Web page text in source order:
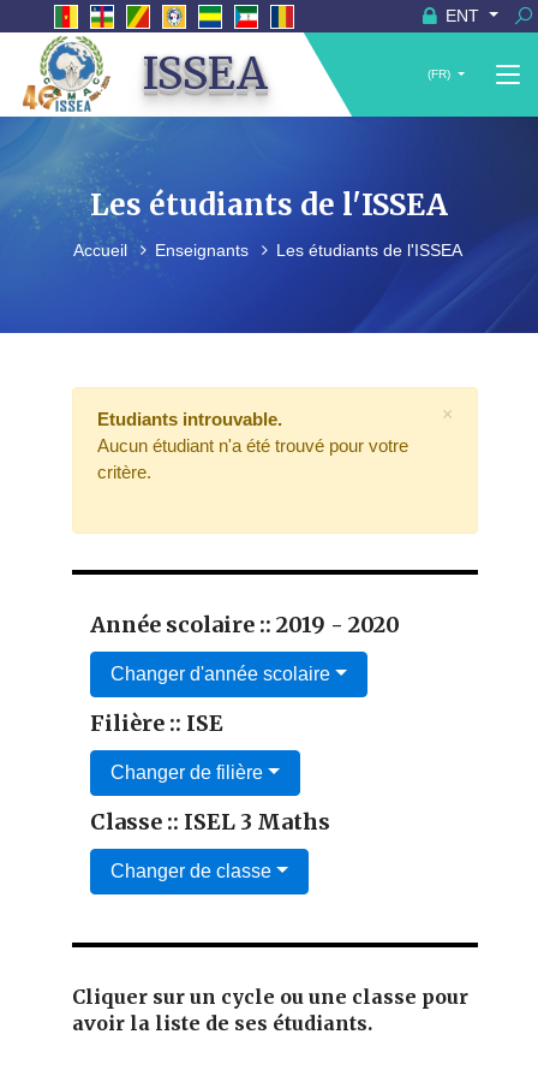
ENT
ISSEA (FR)
Les étudiants de l'ISSEA
Accueil Enseignants Les étudiants de l'ISSEA
Etudiants introuvable.
Aucun étudiant n'a été trouvé pour votre
critère.
×
Année scolaire :: 2019 - 2020
Changer d'année scolaire
Filière :: ISE
Changer de filière
Classe :: ISEL 3 Maths
Changer de classe
Cliquer sur un cycle ou une classe pour
avoir la liste de ses étudiants.